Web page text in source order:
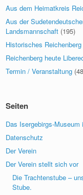
Aus dem Heimatkreis
Aus der
Landsmannschaft (195)
Historisches Reichenberg
Reichenberg heute
Termin / Veranstaltung
Seiten
Das Isergebirgs-Museum
Datenschutz
Der Verein
Der Verein stellt sich vor
Die Trachtenstube –
Stube.